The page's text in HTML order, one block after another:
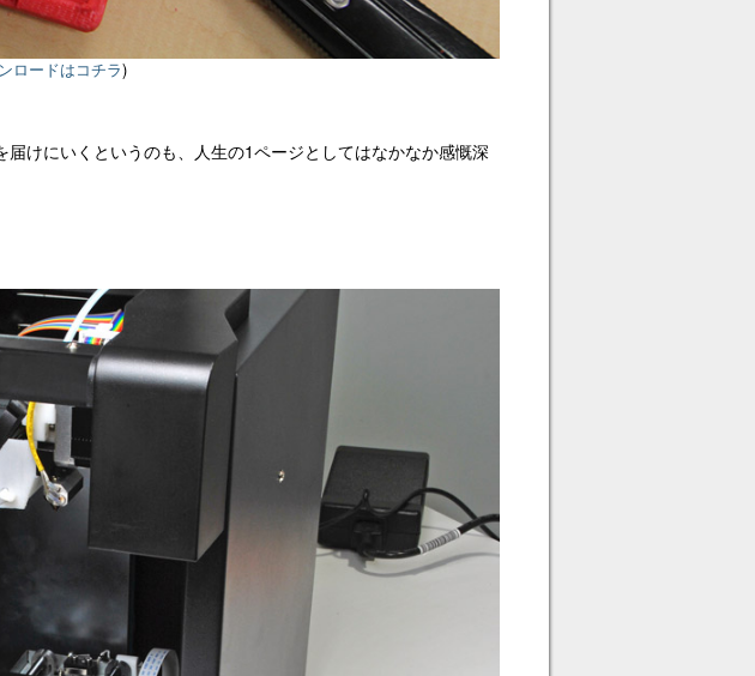
ロードはコチラ)
けにいくというのも、人生の1ページとしてはなかなか感慨深